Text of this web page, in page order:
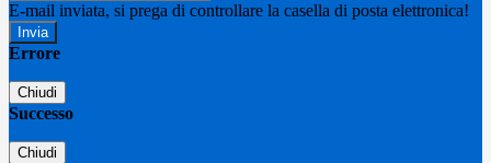
E-mail inviata, si prega di controllare la casella di posta elettronica!
Errore
Chiudi
Successo
Chiudi